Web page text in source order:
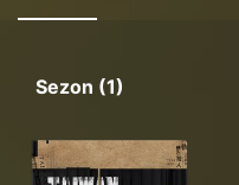
Sezon (1)